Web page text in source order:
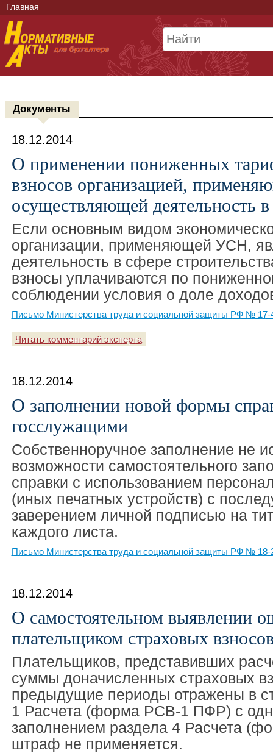
Главная
Документы
18.12.2014
О применении пониженных
взносов организацией,
осуществляющей деятельность
Если основным видом
организации, применяющей УСН,
деятельность в сфере
взносы уплачиваются по
соблюдении условия о доле
Письмо Министерства труда и социальной защиты РФ № 17-
Читать комментарий эксперта
18.12.2014
О заполнении новой формы
госслужащими
Собственноручное заполнение не
возможности самостоятельного
справки с использованием
(иных печатных устройств) с
заверением личной подписью на
каждого листа.
Письмо Министерства труда и социальной защиты РФ № 18-
18.12.2014
О самостоятельном выявлении
плательщиком страховых
Плательщиков, представивших
суммы доначисленных страховых
предыдущие периоды отражены в
1 Расчета (форма РСВ-1 ПФР) с
заполнением раздела 4 Расчета
штраф не применяется.